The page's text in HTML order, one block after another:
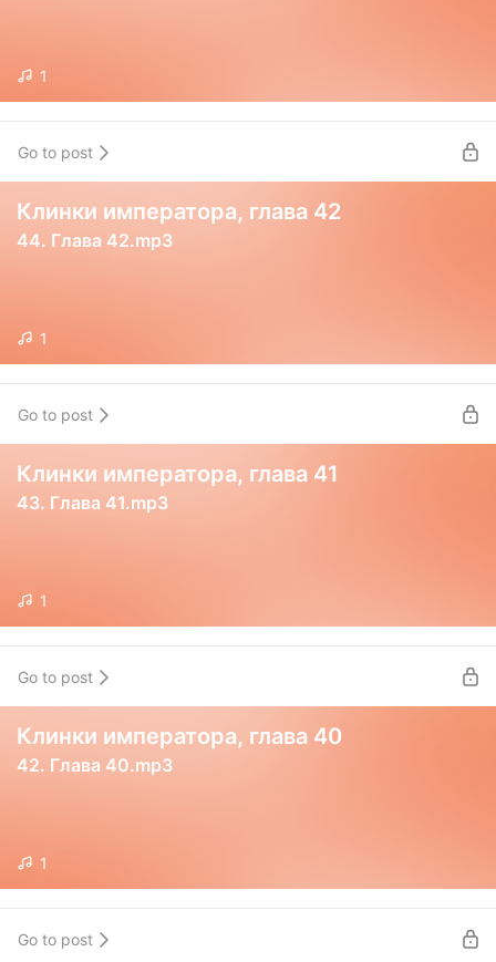
1
Go to post
Клинки императора, глава 42
44. Глава 42.mp3
1
Go to post
Клинки императора, глава 41
43. Глава 41.mp3
1
Go to post
Клинки императора, глава 40
42. Глава 40.mp3
1
Go to post